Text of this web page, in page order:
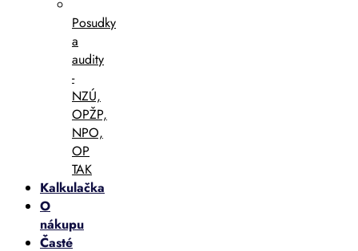
Posudky
a
audity
-
NZÚ,
OPŽP,
NPO,
OP
TAK
Kalkulačka
O
nákupu
Časté